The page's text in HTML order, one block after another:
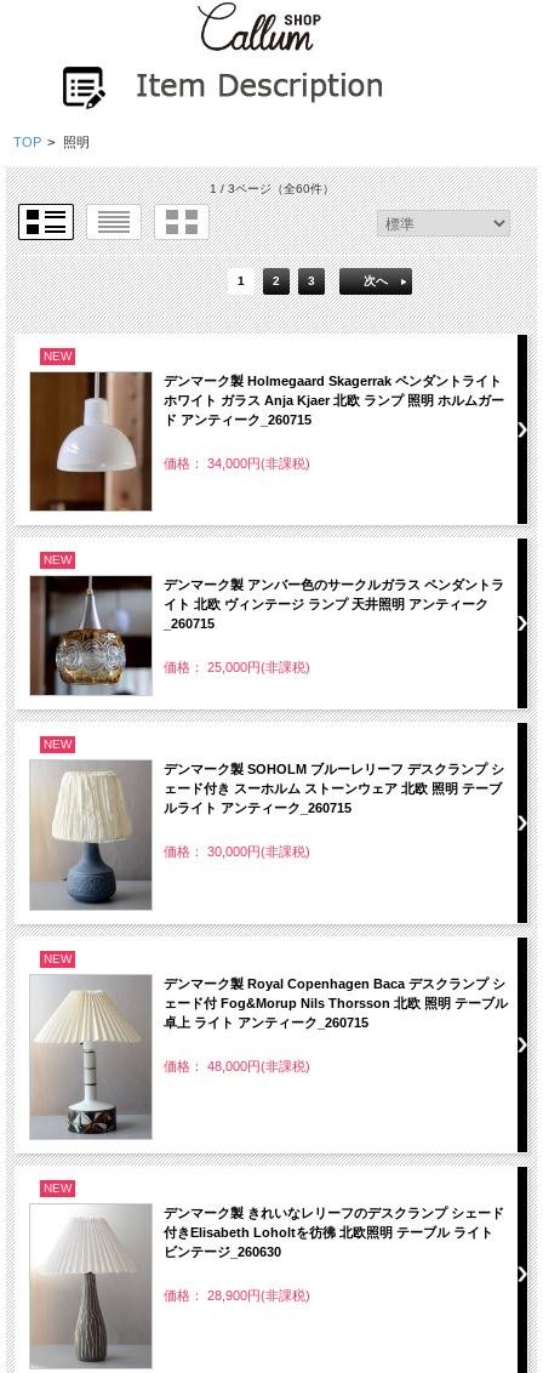
TOP > 照明
1 / 3ページ（全60件）
1 2 3 次へ
NEW
デンマーク製 Holmegaard Skagerrak ペンダントライト
ホワイト ガラス Anja Kjaer 北欧 ランプ 照明 ホルムガー
ド アンティーク_260715
価格： 34,000円(非課税)
NEW
デンマーク製 アンバー色のサークルガラス ペンダントラ
イト 北欧 ヴィンテージ ランプ 天井照明 アンティーク
_260715
価格： 25,000円(非課税)
NEW
デンマーク製 SOHOLM ブルーレリーフ デスクランプ シ
ェード付き スーホルム ストーンウェア 北欧 照明 テーブ
ルライト アンティーク_260715
価格： 30,000円(非課税)
NEW
デンマーク製 Royal Copenhagen Baca デスクランプ シ
ェード付 Fog&Morup Nils Thorsson 北欧 照明 テーブル
卓上 ライト アンティーク_260715
価格： 48,000円(非課税)
NEW
デンマーク製 きれいなレリーフのデスクランプ シェード
付きElisabeth Loholtを彷彿 北欧照明 テーブル ライト
ビンテージ_260630
価格： 28,900円(非課税)